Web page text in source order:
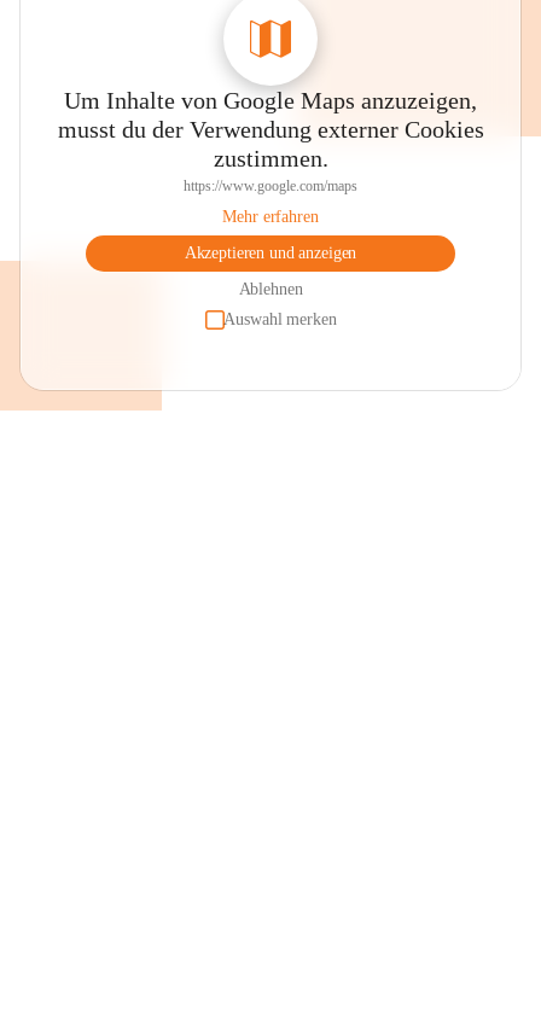
Um Inhalte von Google Maps anzuzeigen,
musst du der Verwendung externer Cookies
zustimmen.
https://www.google.com/maps
Mehr erfahren
Akzeptieren und anzeigen
Ablehnen
Auswahl merken